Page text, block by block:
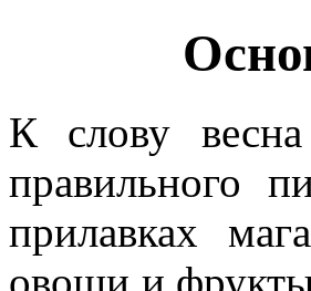
К слову
правильного
прилавках
овощи и